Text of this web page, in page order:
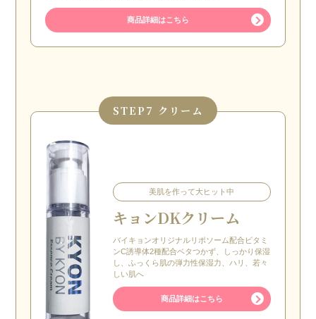
商品詳細はこちら
STEP 7 クリーム
美肌を作って大ヒット中
キョンDKクリーム
バイキョンオリジナルリポソーム配合ビタミ
ンC誘導体2種配合ベタつかず、しっかり保湿
し、ふっくら肌の弾力性保湿力、ハリ、若々
しい肌へ
商品詳細はこちら